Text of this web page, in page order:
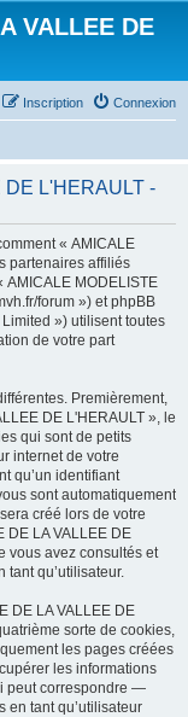
VALLEE DE
Connexion
Inscription
DE L'HERAULT -
« AMICALE
partenaires affiliés
MODELISTE
forum ») et phpBB
») utilisent toutes
de votre part
Premièrement,
DE L'HERAULT », le
qui sont de petits
internet de votre
qu’un identifiant
sont automatiquement
créé lors de votre
DE LA VALLEE DE
vous avez consultés et
tant qu’utilisateur.
DE LA VALLEE DE
sorte de cookies,
les pages créées
les informations
peut correspondre —
en tant qu’utilisateur